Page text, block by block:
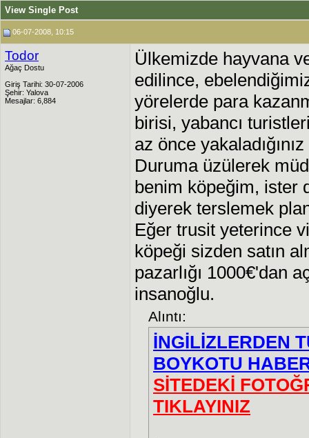
View Single Post
06-07-2008, 10:15
Todor
Ağaç Dostu
Giriş Tarihi: 30-07-2006
Şehir: Yalova
Mesajlar: 6,884
Ülkemizde hayvana
edilince,
yörelerde para
birisi, yabancı
az önce
Duruma üzülerek
benim köpeğim, ister
diyerek terslemek
Eğer trusit yeterince
köpeği sizden satın
pazarlığı 1000€'dan
insanoğlu.
Alıntı:
İNGİLİZLERDEN
BOYKOTU
SİTEDEKİ
TIKLAYINIZ